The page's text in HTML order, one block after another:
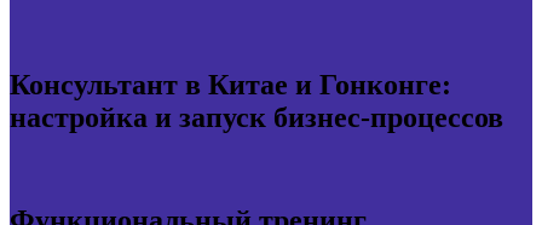
Консультант в Китае и Гонконге:
настройка и запуск бизнес-процессов